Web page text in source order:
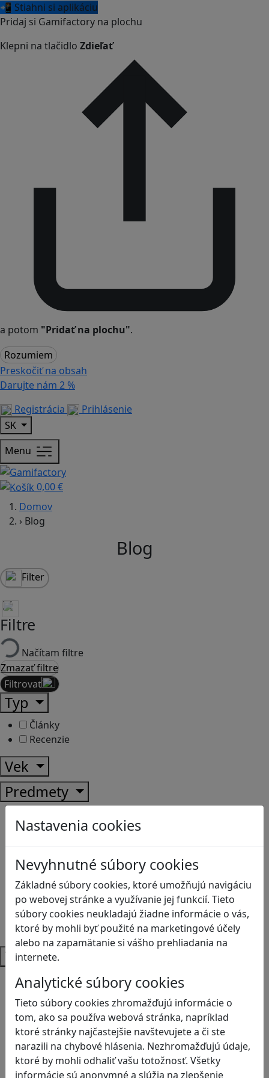
📲 Stiahni si aplikáciu
Pridaj si Gamifactory na plochu
Klepni na tlačidlo Zdieľať
a potom "Pridať na plochu".
Rozumiem
Preskočiť na obsah
Darujte nám 2 %
Registrácia
Prihlásenie
SK
Menu
0,00 €
Nastavenia cookies
Nevyhnutné súbory cookies
Základné súbory cookies, ktoré umožňujú navigáciu
po webovej stránke a využívanie jej funkcií. Tieto
súbory cookies neukladajú žiadne informácie o vás,
ktoré by mohli byť použité na marketingové účely
alebo na zapamätanie si vášho prehliadania na
internete.
Analytické súbory cookies
Tieto súbory cookies zhromažďujú informácie o
tom, ako sa používa webová stránka, napríklad
ktoré stránky najčastejšie navštevujete a či ste
narazili na chybové hlásenia. Nezhromažďujú údaje,
ktoré by mohli odhaliť vašu totožnosť. Všetky
informácie sú anonymné a slúžia na zlepšenie
Domov
› Blog
Blog
Filter
Filtre
Načítam filtre
Zmazať filtre
Filtrovať
Typ
Články
Recenzie
Vek
Predmety
Biológia
Dejepis
Environmentálna výchova
Etická výchova
Geografia
Matematika
Občianska náuka
Vlastiveda
Témy
Bezpečnosť na internete
Čítanie s porozumením
Digitálna rovnováha
Ekológia
Globálne vzdelávanie
Kreativita
Kritické myslenie